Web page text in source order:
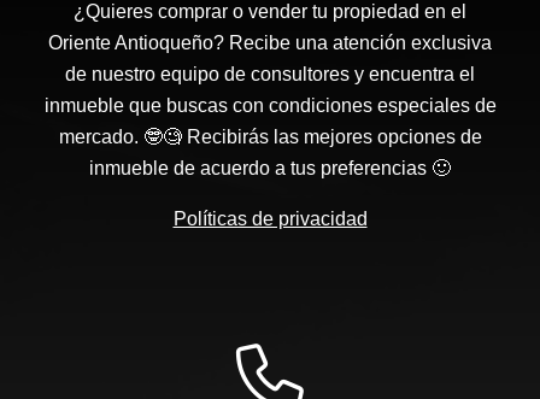
¿Quieres comprar o vender tu propiedad en el
Oriente Antioqueño? Recibe una atención exclusiva
de nuestro equipo de consultores y encuentra el
inmueble que buscas con condiciones especiales de
mercado. 🤓🧐 Recibirás las mejores opciones de
inmueble de acuerdo a tus preferencias 🙂
Políticas de privacidad